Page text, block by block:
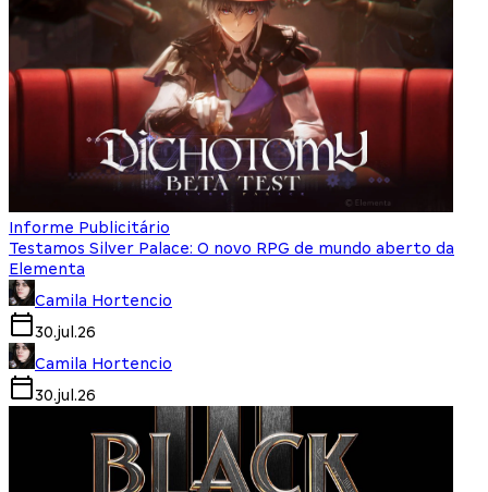
Informe Publicitário
Testamos Silver Palace: O novo RPG de mundo aberto da
Elementa
Camila Hortencio
30.jul.26
Camila Hortencio
30.jul.26